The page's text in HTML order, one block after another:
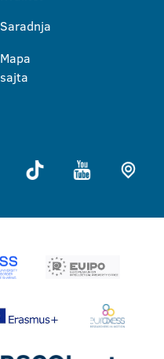
Saradnja
Mapa
sajta